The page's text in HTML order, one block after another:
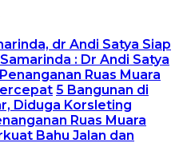
dr Andi Satya Siap
: Dr Andi Satya
Penanganan Ruas Muara
5 Bangunan di
Diduga Korsleting
Ruas Muara
Bahu Jalan dan